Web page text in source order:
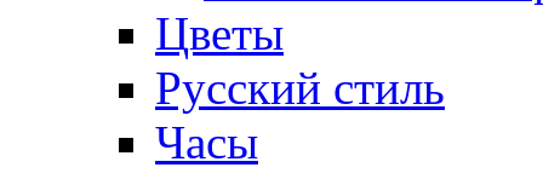
Цветы
Русский стиль
Часы